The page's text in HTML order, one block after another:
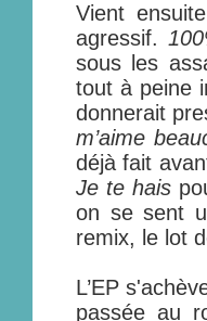
Vient
agressif.
sous les
tout à peine
donnerait
m’aime
déjà fait
Je te hais
on se sent
remix, le lot
L’EP
passée au